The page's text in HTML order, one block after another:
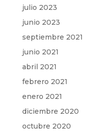
julio 2023
junio 2023
septiembre 2021
junio 2021
abril 2021
febrero 2021
enero 2021
diciembre 2020
octubre 2020